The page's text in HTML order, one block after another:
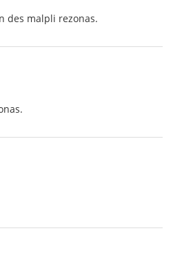
des malpli rezonas.